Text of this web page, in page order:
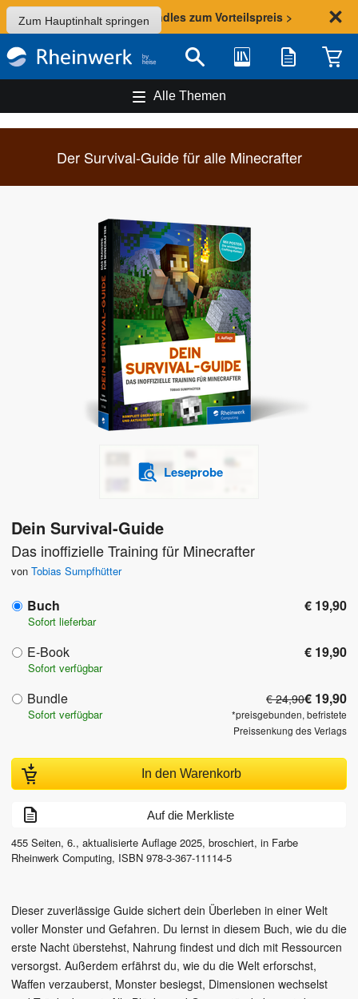
Zum Hauptinhalt springen
Sommer-Aktion: Bundles zum Vorteilspreis >
Suche Bibliothek Merkliste
Alle Themen
Der Survival-Guide für alle Minecrafter
Leseprobe
Dein Survival-Guide
Das inoffizielle Training für Minecrafter
von Tobias Sumpfhütter
Buch € 19,90
Sofort lieferbar
E-Book € 19,90
Sofort verfügbar
Bundle € 24,90€ 19,90
*preisgebunden, befristete
Preissenkung des Verlags
Sofort verfügbar
In den Warenkorb
Auf die Merkliste
455 Seiten, 6., aktualisierte Auflage 2025, broschiert, in Farbe
Rheinwerk Computing, ISBN 978-3-367-11114-5
Dieser zuverlässige Guide sichert dein Überleben in einer Welt
voller Monster und Gefahren. Du lernst in diesem Buch, wie du die
erste Nacht überstehst, Nahrung findest und dich mit Ressourcen
versorgst. Außerdem erfährst du, wie du die Welt erforschst,
Waffen verzauberst, Monster besiegst, Dimensionen wechselst